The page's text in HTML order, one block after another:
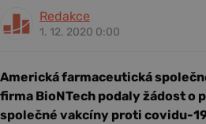
Redakce
1. 12. 2020 0:00
Americká farmaceutická
firma BioNTech podaly žádost o
společné vakcíny proti covidu-